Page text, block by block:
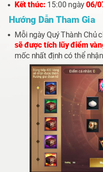
Kết thúc: 15:00 ngày06/
Hướng Dẫn Tham Gia
Mỗi ngày Quý Thành Chủ
sẽ được tích lũy điểm
mốc nhất định có thể